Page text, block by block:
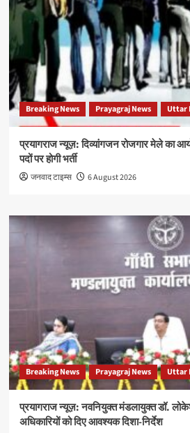
Breaking News Prayagraj News Uttar
प्रयागराज न्यूज़: दिव्यांगजन रोजगार मेले का
पदों पर होगी भर्ती
जनवाद टाइम्स 6 August 2026
Breaking News Prayagraj News Uttar
प्रयागराज न्यूज़: नवनियुक्त मंडलायुक्त डॉ.
अधिकारियों को दिए आवश्यक दिशा-निर्देश